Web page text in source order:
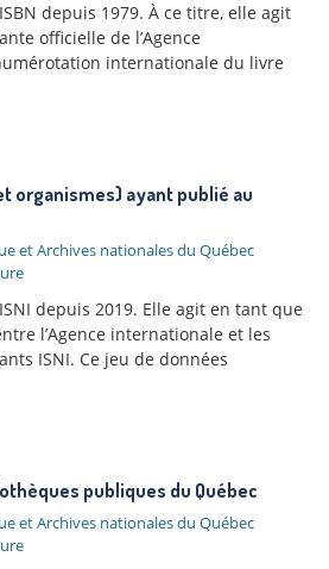
depuis 1979. À ce titre, elle agit
officielle de l’Agence
internationale du livre
organismes) ayant publié au
et Archives nationales du Québec
depuis 2019. Elle agit en tant que
l’Agence internationale et les
ISNI. Ce jeu de données
publiques du Québec
et Archives nationales du Québec